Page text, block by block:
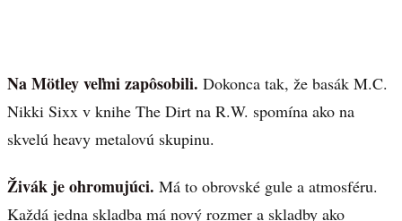
Na Mötley veľmi zapôsobili. Dokonca tak, že basák M.C.
Nikki Sixx v knihe The Dirt na R.W. spomína ako na
skvelú heavy metalovú skupinu.
Živák je ohromujúci. Má to obrovské gule a atmosféru.
Každá jedna skladba má nový rozmer a skladby ako